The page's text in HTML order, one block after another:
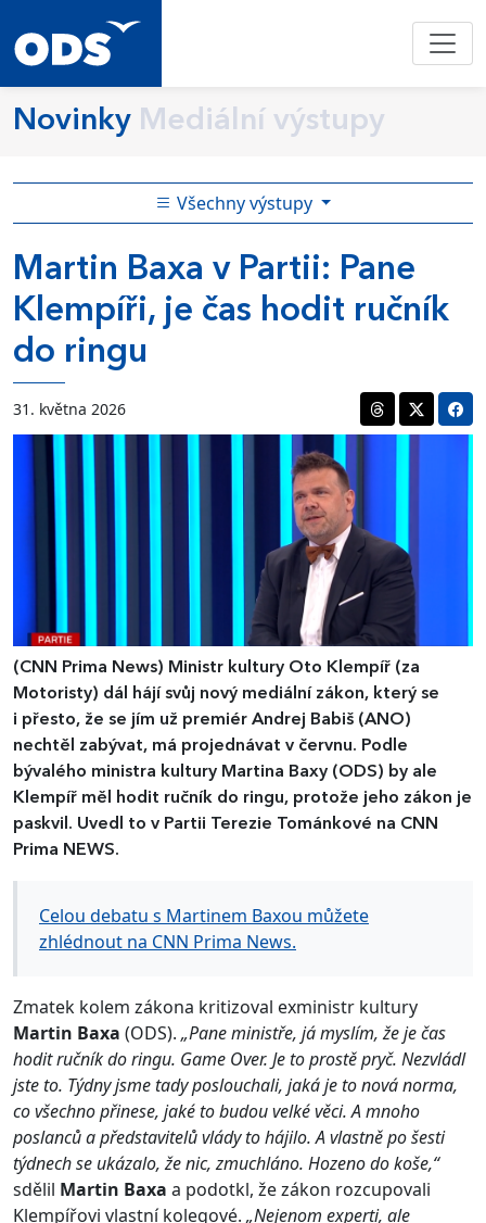
Novinky Mediální výstupy
Všechny výstupy
Martin Baxa v Partii: Pane
Klempíři, je čas hodit ručník
do ringu
31. května 2026
(CNN Prima News) Ministr kultury Oto Klempíř (za
Motoristy) dál hájí svůj nový mediální zákon, který se
i přesto, že se jím už premiér Andrej Babiš (ANO)
nechtěl zabývat, má projednávat v červnu. Podle
bývalého ministra kultury Martina Baxy (ODS) by ale
Klempíř měl hodit ručník do ringu, protože jeho zákon je
paskvil. Uvedl to v Partii Terezie Tománkové na CNN
Prima NEWS.
Celou debatu s Martinem Baxou můžete
zhlédnout na CNN Prima News.
Zmatek kolem zákona kritizoval exministr kultury
Martin Baxa (ODS). „Pane ministře, já myslím, že je čas
hodit ručník do ringu. Game Over. Je to prostě pryč. Nezvládl
jste to. Týdny jsme tady poslouchali, jaká je to nová norma,
co všechno přinese, jaké to budou velké věci. A mnoho
poslanců a představitelů vlády to hájilo. A vlastně po šesti
týdnech se ukázalo, že nic, zmuchláno. Hozeno do koše,“
sdělil Martin Baxa a podotkl, že zákon rozcupovali
Klempířovi vlastní kolegové. „Nejenom experti, ale